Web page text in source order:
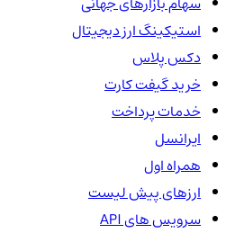
استیکینگ ارز دیجیتال
دکس پلاس
خرید گیفت کارت
خدمات پرداخت
ایرانسل
همراه اول
ارزهای پیش لیست
سرویس های API